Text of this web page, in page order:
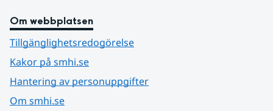
Om webbplatsen
Tillgänglighetsredogörelse
Kakor på smhi.se
Hantering av personuppgifter
Om smhi.se